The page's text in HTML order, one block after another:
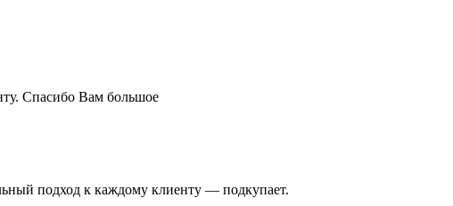
Спасибо Вам большое
подход к каждому клиенту — подкупает.